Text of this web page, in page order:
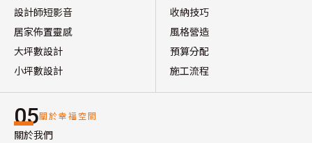
設計師短影音
居家佈置靈感
大坪數設計
小坪數設計
收納技巧
風格營造
預算分配
施工流程
05關於幸福空間
關於我們